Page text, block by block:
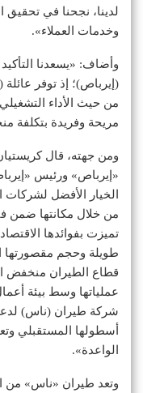
لدينا، نجحنا في تحقيق
وخدمات العملاء».
وأضاف: «يسعدنا
من حيث الأداء
مريحة وفريدة بتكلفة
ومن جهته، قال
الخيار الأفضل لشركات
من خلال مكانتها ضمن
تميزت بفوائدها
طويلة وحجم مقصورتها
قطاع الطيران منخفض
عملياتها وسط بيئة
شركة طيران (ناس)
أسطولها المستقبلي
الواعدة».
وتعد طيران «ناس» من